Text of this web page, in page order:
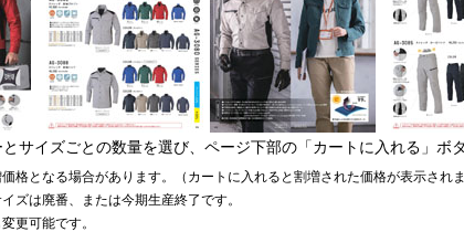
サイズごとの数量を選び、ページ下部の「カートに入れる」ボ
格となる場合があります。（カートに入れると割増された価格が表示されま
ズは廃番、または今期生産終了です。
更可能です。